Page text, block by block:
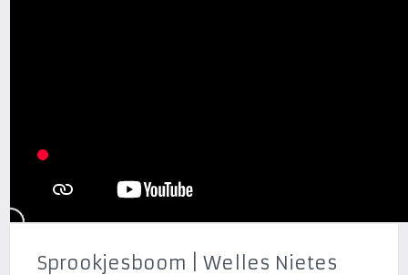
Sprookjesboom | Welles Nietes